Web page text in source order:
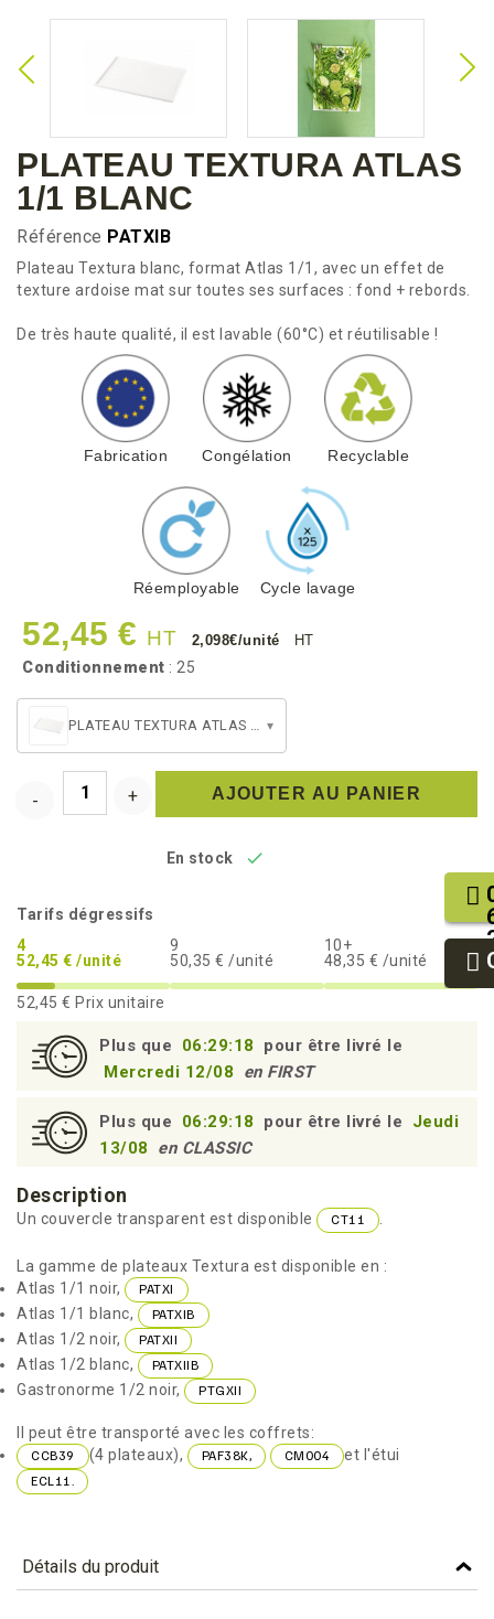
PLATEAU TEXTURA ATLAS
1/1 BLANC
Référence PATXIB
Plateau Textura blanc, format Atlas 1/1, avec un effet de
texture ardoise mat sur toutes ses surfaces : fond + rebords.
De très haute qualité, il est lavable (60°C) et réutilisable !
Fabrication Congélation Recyclable
Réemployable Cycle lavage
52,45 € HT 2,098€/unité HT
Conditionnement : 25
▾
AJOUTER AU PANIER
En stock 
Tarifs dégressifs
4
52,45 € /unité
9
50,35 € /unité
10+
48,35 € /unité
52,45 € Prix unitaire
Plus que 06:29:17
pour être livré le
Mercredi 12/08
en FIRST
Plus que 06:29:17 pour être livré le
Jeudi
13/08
en CLASSIC
Description
Un couvercle transparent est disponible CT11
La gamme de plateaux Textura est disponible en :
Atlas 1/1 noir,
PATXI
Atlas 1/1 blanc, PATXIB
Atlas 1/2 noir, PATXII
Atlas 1/2 blanc, PATXIIB
Gastronorme 1/2 noir, PTGXII
Il peut être transporté avec les coffrets:
CCB39 (4 plateaux), PAF38K, CM004 et l'étui
ECL11.
Détails du produit